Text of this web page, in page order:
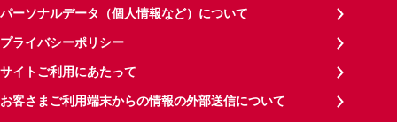
パーソナルデータ（個人情報など）について
プライバシーポリシー
サイトご利用にあたって
お客さまご利用端末からの情報の外部送信について